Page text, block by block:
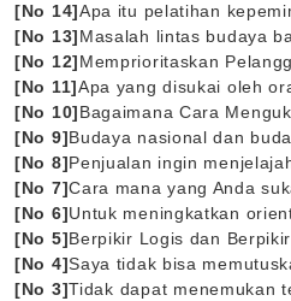
[No 14]Apa itu pelatihan
[No 13]Masalah lintas budaya
[No 12]Memprioritaskan
[No 11]Apa yang disukai oleh
[No 10]Bagaimana Cara
[No 9]Budaya nasional dan
[No 8]Penjualan ingin
[No 7]Cara mana yang Anda
[No 6]Untuk meningkatkan
[No 5]Berpikir Logis dan
[No 4]Saya tidak bisa
[No 3]Tidak dapat menemukan